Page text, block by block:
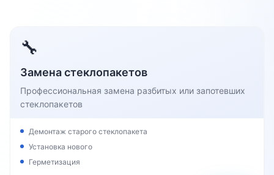
🔧
Замена стеклопакетов
Профессиональная замена разбитых или запотевших
стеклопакетов
Демонтаж старого стеклопакета
Установка нового
Герметизация